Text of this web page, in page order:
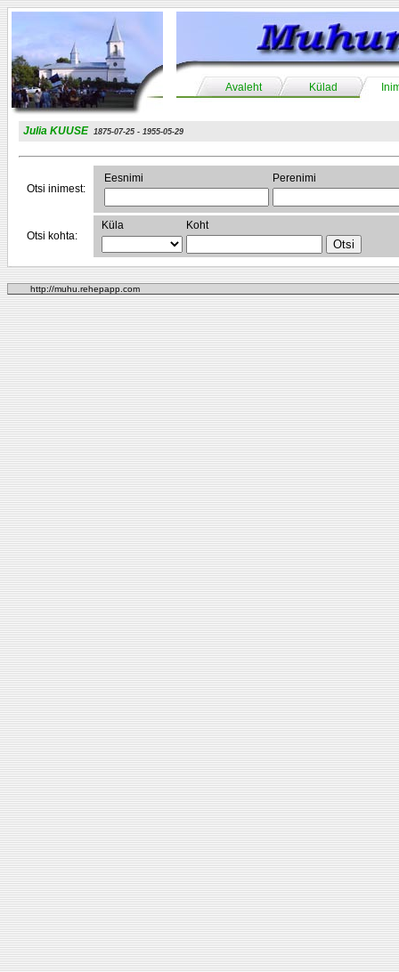
Avaleht Külad
Julia KUUSE 1875-07-25 - 1955-05-29
Otsi inimest:
Eesnimi Perenimi
Otsi kohta:
Küla Koht
http://muhu.rehepapp.com